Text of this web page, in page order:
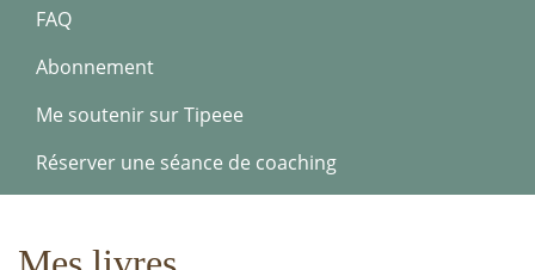
FAQ
Abonnement
Me soutenir sur Tipeee
Réserver une séance de coaching